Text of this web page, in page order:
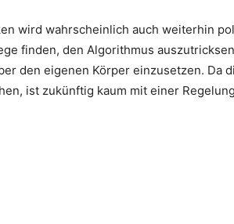
wird wahrscheinlich auch weiterhin
finden, den Algorithmus
den eigenen Körper einzusetzen. Da
ist zukünftig kaum mit einer